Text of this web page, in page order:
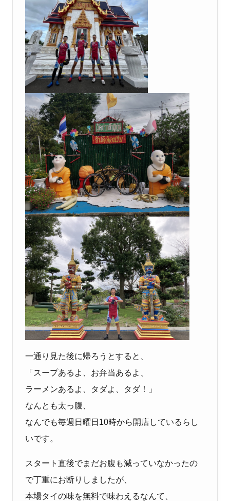
一通り見た後に帰ろうとすると、
「スープあるよ、お弁当あるよ、
ラーメンあるよ、タダよ、タダ！」
なんとも太っ腹、
なんでも毎週日曜日10時から開店しているらし
いです。
スタート直後でまだお腹も減っていなかったの
で丁重にお断りしましたが、
本場タイの味を無料で味わえるなんて、